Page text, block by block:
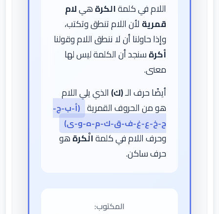
اللام في كلمةالكرةهيلام
قمريةلأن اللام تنطق وتكتب،
وإذا حاولنا أن لا ننطق اللام وقولنا
أكرةسنجد أن الكلمة ليس لها
معنى.
أيضًا حرف الـ(ك)الذي يلي اللام
هو من الحروف القمرية (أ-ب-ج-
ح-خ-ع-غ-ف-ق-ك-م-ه-و-ى)
وحرف اللام في كلمةالْكرةهو
حرف ساكن.
المكتوب: